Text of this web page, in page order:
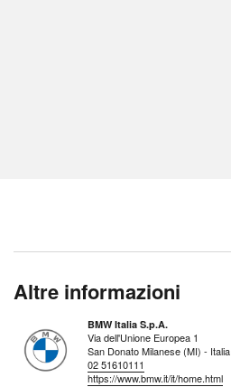
Altre informazioni
BMW Italia S.p.A.
Via dell'Unione Europea 1
San Donato Milanese (MI) - Italia
02 51610111
https://www.bmw.it/it/home.html